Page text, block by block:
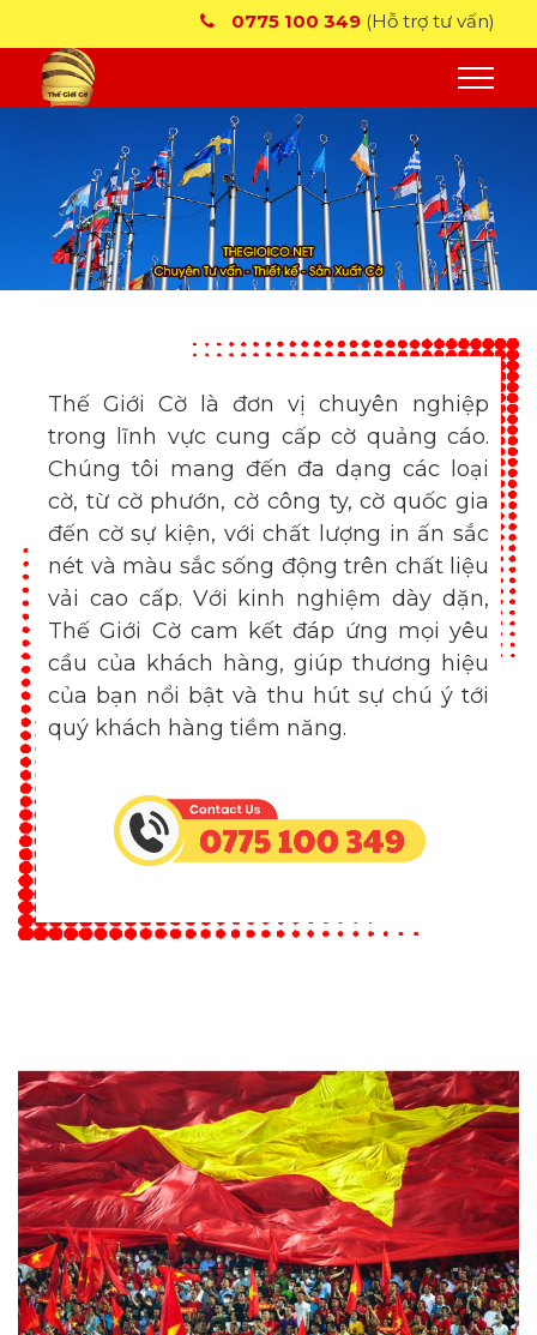
0775 100 349 (Hỗ trợ tư vấn)
Thế Giới Cờ là đơn vị chuyên nghiệp
trong lĩnh vực cung cấp cờ quảng cáo.
Chúng tôi mang đến đa dạng các loại
cờ, từ cờ phướn, cờ công ty, cờ quốc gia
đến cờ sự kiện, với chất lượng in ấn sắc
nét và màu sắc sống động trên chất liệu
vải cao cấp. Với kinh nghiệm dày dặn,
Thế Giới Cờ cam kết đáp ứng mọi yêu
cầu của khách hàng, giúp thương hiệu
của bạn nổi bật và thu hút sự chú ý tới
quý khách hàng tiềm năng.